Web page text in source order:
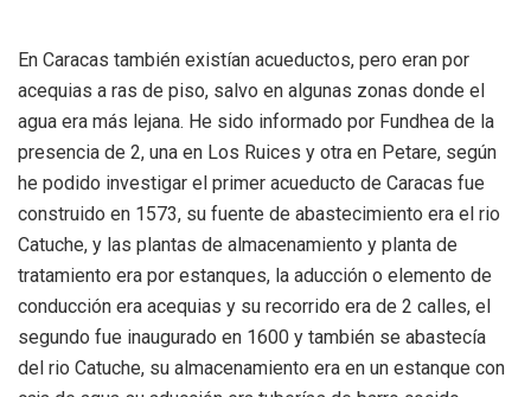
En Caracas también existían acueductos, pero eran por
acequias a ras de piso, salvo en algunas zonas donde el
agua era más lejana. He sido informado por Fundhea de la
presencia de 2, una en Los Ruices y otra en Petare, según
he podido investigar el primer acueducto de Caracas fue
construido en 1573, su fuente de abastecimiento era el rio
Catuche, y las plantas de almacenamiento y planta de
tratamiento era por estanques, la aducción o elemento de
conducción era acequias y su recorrido era de 2 calles, el
segundo fue inaugurado en 1600 y también se abastecía
del rio Catuche, su almacenamiento era en un estanque con